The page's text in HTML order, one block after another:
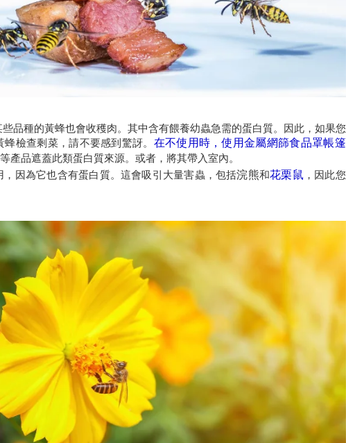
品種的黃蜂也會收穫肉。其中含有餵養幼蟲急需的蛋白質。因此，如果您
檢查剩菜，請不要感到驚訝。 在不使用時，使用金屬網篩食品罩帳篷
產品遮蓋此類蛋白質來源。或者，將其帶入室內。
因為它也含有蛋白質。這會吸引大量害蟲，包括浣熊和花栗鼠 ，因此您